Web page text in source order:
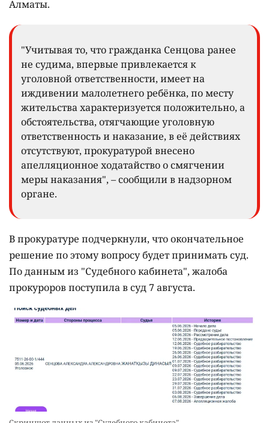
Алматы.
"Учитывая то, что гражданка Сенцова ранее
не судима, впервые привлекается к
уголовной ответственности, имеет на
иждивении малолетнего ребёнка, по месту
жительства характеризуется положительно, а
обстоятельства, отягчающие уголовную
ответственность и наказание, в её действиях
отсутствуют, прокуратурой внесено
апелляционное ходатайство о смягчении
меры наказания", – сообщили в надзорном
органе.
В прокуратуре подчеркнули, что окончательное
решение по этому вопросу будет принимать суд.
По данным из "Судебного кабинета", жалоба
прокуроров поступила в суд 7 августа.